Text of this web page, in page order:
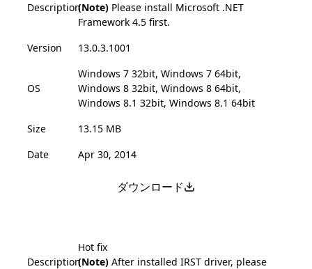
Description(Note) Please install Microsoft .NET
Framework 4.5 first.
Version
13.0.3.1001
OS
Windows 7 32bit, Windows 7 64bit,
Windows 8 32bit, Windows 8 64bit,
Windows 8.1 32bit, Windows 8.1 64bit
Size
13.15 MB
Date
Apr 30, 2014
ダウンロード
Description
Hot fix
(Note) After installed IRST driver, please